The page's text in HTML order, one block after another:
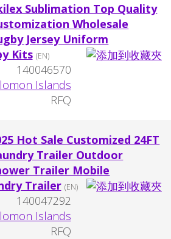
Sublimation Top Quality
Wholesale
Jersey Uniform
Kits (EN)
140046570
Islands
RFQ
Hot Sale Customized 24FT
Trailer Outdoor
Trailer Mobile
Trailer (EN)
140047292
Islands
RFQ